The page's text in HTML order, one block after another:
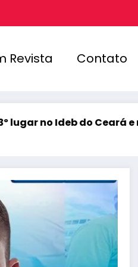
Revista Contato
do Ceará e registra